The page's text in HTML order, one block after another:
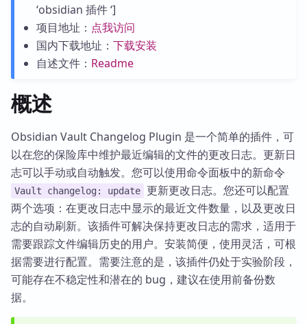
‘obsidian 插件 ‘]
项目地址： 点我访问
国内下载地址： 下载安装
自述文件： Readme
概述
Obsidian Vault Changelog Plugin 是一个简单的插件，可
以在您的保险库中维护最近编辑的文件的更改日志。更新日
志可以手动或自动触发。您可以使用命令面板中的新命令
Vault changelog: update 更新更改日志。您还可以配置
两个选项：在更改日志中显示的最近文件数量，以及更改日
志的自动刷新。该插件可解决保持更改日志的需求，适用于
需要跟踪文件编辑历史的用户。安装简便，使用灵活，可根
据需要进行配置。需要注意的是，该插件仍处于实验阶段，
可能存在不稳定性和潜在的 bug，建议在使用前备份数
据。